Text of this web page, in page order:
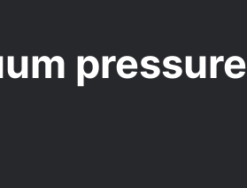
pressure